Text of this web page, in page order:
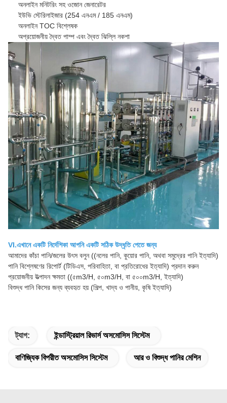
অনলাইন মনিটরিং সহ ওজোন জেনারেটর
ইউভি স্টেরিলাইজার (254 এনএম / 185 এনএম)
অনলাইন TOC বিশ্লেষক
অপ্রয়োজনীয় দ্বৈত পাম্প এবং দ্বৈত ঝিল্লি নকশা
VI.এখানে একটি নির্দেশিকা আপনি একটি সঠিক উদ্ধৃতি পেতে জন্য
আমাদের কাঁচা পানি/জলের উৎস বলুন ((নলের পানি, কুয়োর পানি, অথবা সমুদ্রের পানি ইত্যাদি)
পানি বিশ্লেষণের রিপোর্ট (টিডিএস, পরিবাহিতা, বা প্রতিরোধের ইত্যাদি) প্রদান করুন
প্রয়োজনীয় উত্পাদন ক্ষমতা ((৫m3/H, ৫০m3/H, বা ৫০০m3/H, ইত্যাদি)
বিশুদ্ধ পানি কিসের জন্য ব্যবহৃত হয় (শিল্প, খাদ্য ও পানীয়, কৃষি ইত্যাদি)
ট্যাগ: ইন্ডাস্ট্রিয়াল রিভার্স অসমোসিস সিস্টেম
বাণিজ্যিক বিপরীত অসমোসিস সিস্টেম আর ও বিশুদ্ধ পানির মেশিন